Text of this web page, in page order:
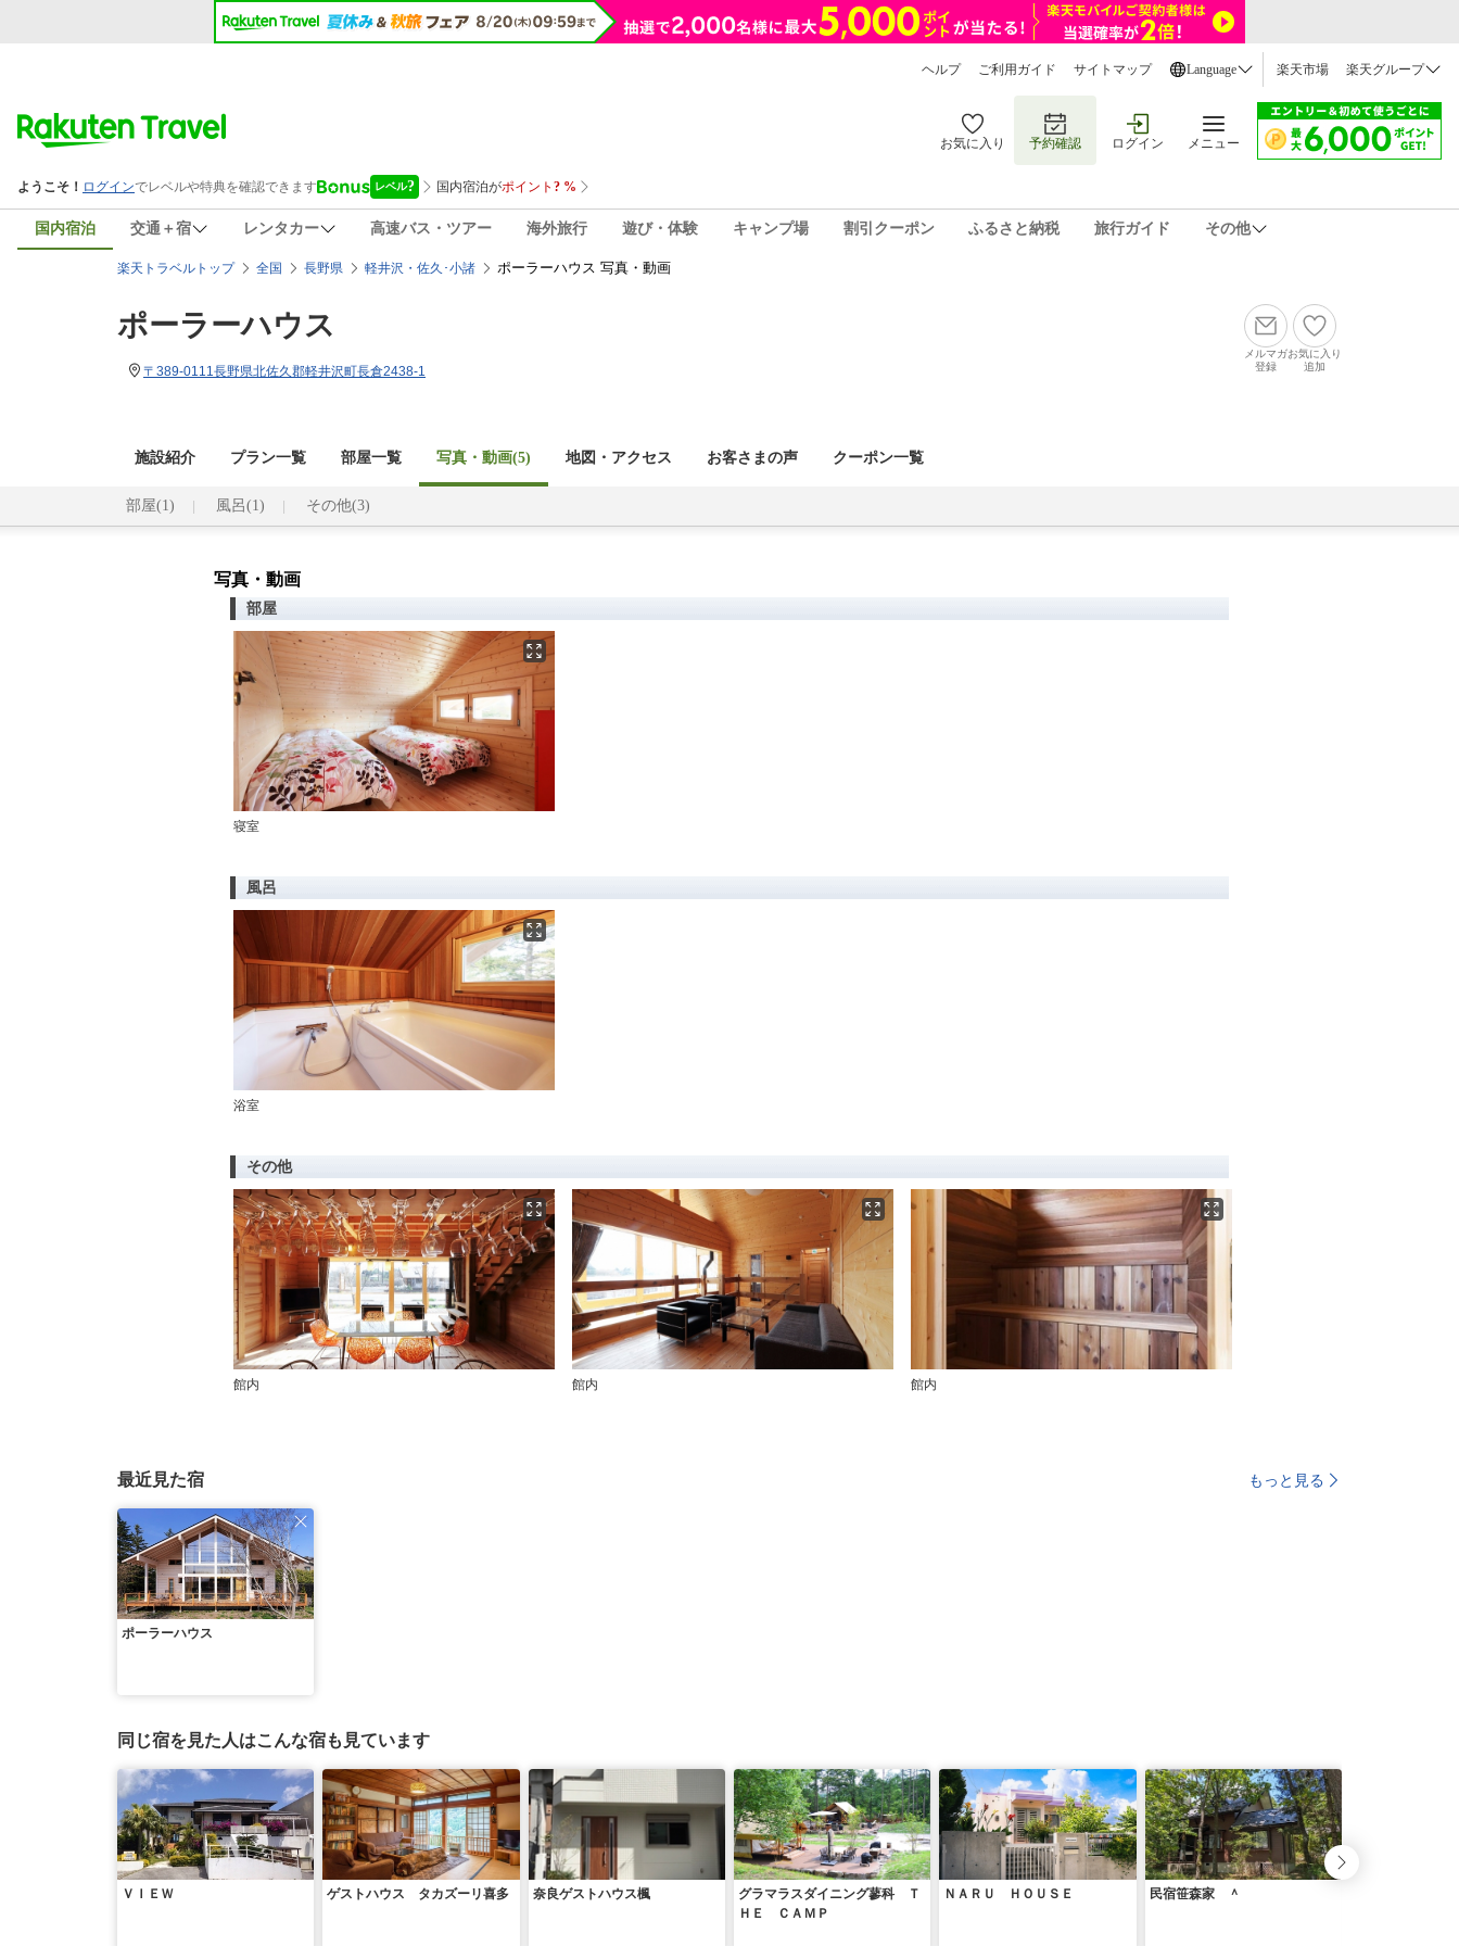
ヘルプ ご利用ガイド サイトマップ Language 楽天市場 楽天グループ
お気に入り 予約確認 ログイン メニュー
国内宿泊 交通＋宿 レンタカー 高速バス・ツアー 海外旅行 遊び・体験 キャンプ場 割引クーポン ふるさと納税 旅行ガイド その他
楽天トラベルトップ 全国 長野県 軽井沢・佐久･小諸 ポーラーハウス 写真・動画
ポーラーハウス
〒389-0111長野県北佐久郡軽井沢町長倉2438-1
メルマガ
登録
お気に入り
追加
施設紹介 プラン一覧 部屋一覧 写真・動画(5) 地図・アクセス お客さまの声 クーポン一覧
部屋(1) 風呂(1) その他(3)
写真・動画
部屋
寝室
風呂
浴室
その他
館内 館内 館内
最近見た宿 もっと見る
ポーラーハウス
同じ宿を見た人はこんな宿も見ています
ＶＩＥＷ ゲストハウス タカズーリ喜多 奈良ゲストハウス楓
グラマラスダイニング蓼科 Ｔ
ＨＥ ＣＡＭＰ
ＮＡＲＵ ＨＯＵＳＥ 民宿笹森家 ＾